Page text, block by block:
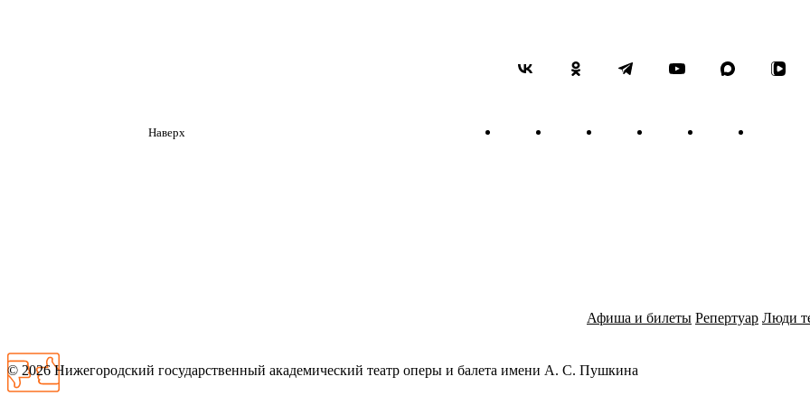
Владислав Лаврик,
трубачей им. Т. Докшицера
Орбелян, М. Шостакович,
(Москва 2011). Первый
Наверх
Афиша и билеты Репертуар Люди
© 2026Нижегородский государственный академический театр оперы и балета имени А. С. Пушкина